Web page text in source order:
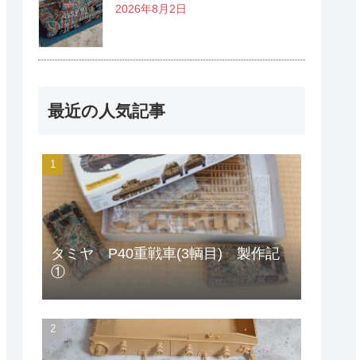
2026年8月2日
最近の人気記事
タミヤ P40重戦車(3輌目) 製作記
①